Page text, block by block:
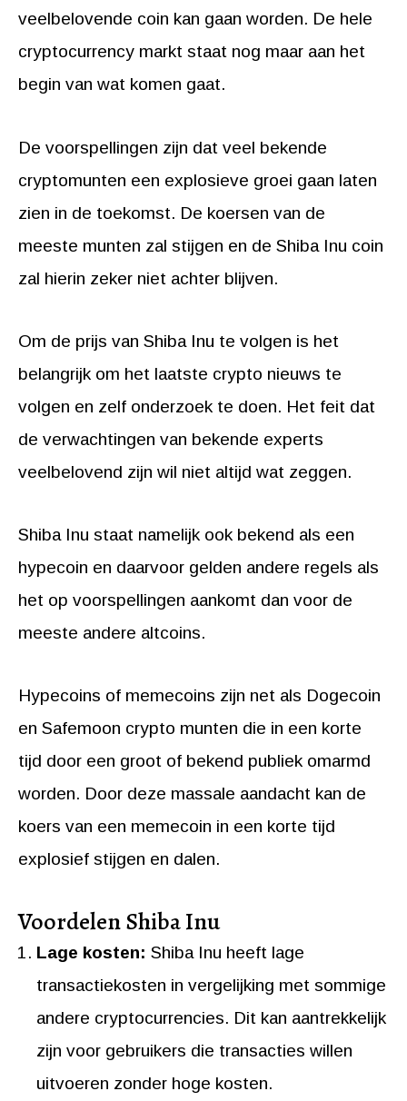
veelbelovende coin kan gaan worden. De hele
cryptocurrency markt staat nog maar aan het
begin van wat komen gaat.
De voorspellingen zijn dat veel bekende
cryptomunten een explosieve groei gaan laten
zien in de toekomst. De koersen van de
meeste munten zal stijgen en de Shiba Inu coin
zal hierin zeker niet achter blijven.
Om de prijs van Shiba Inu te volgen is het
belangrijk om het laatste crypto nieuws te
volgen en zelf onderzoek te doen. Het feit dat
de verwachtingen van bekende experts
veelbelovend zijn wil niet altijd wat zeggen.
Shiba Inu staat namelijk ook bekend als een
hypecoin en daarvoor gelden andere regels als
het op voorspellingen aankomt dan voor de
meeste andere altcoins.
Hypecoins of memecoins zijn net als Dogecoin
en Safemoon crypto munten die in een korte
tijd door een groot of bekend publiek omarmd
worden. Door deze massale aandacht kan de
koers van een memecoin in een korte tijd
explosief stijgen en dalen.
Voordelen Shiba Inu
Lage kosten: Shiba Inu heeft lage
transactiekosten in vergelijking met sommige
andere cryptocurrencies. Dit kan aantrekkelijk
zijn voor gebruikers die transacties willen
uitvoeren zonder hoge kosten.